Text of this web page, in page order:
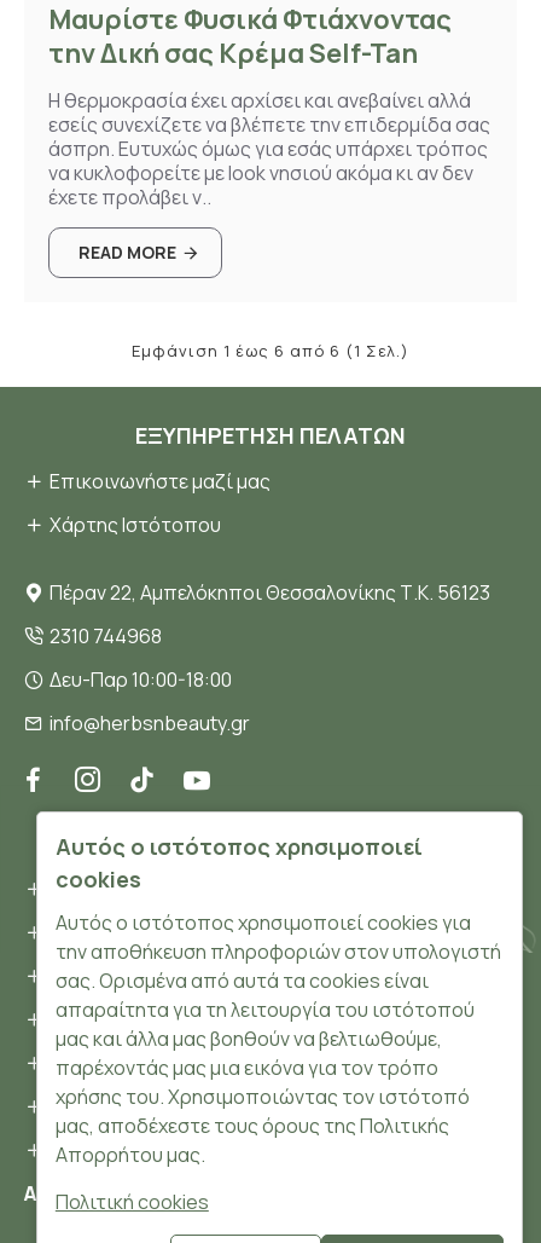
Μαυρίστε Φυσικά Φτιάχνοντας
την Δική σας Κρέμα Self-Tan
Η θερμοκρασία έχει αρχίσει και ανεβαίνει αλλά
εσείς συνεχίζετε να βλέπετε την επιδερμίδα σας
άσπρη. Ευτυχώς όμως για εσάς υπάρχει τρόπος
να κυκλοφορείτε με look νησιού ακόμα κι αν δεν
έχετε προλάβει ν..
READ MORE
Εμφάνιση 1 έως 6 από 6 (1 Σελ.)
ΕΞΥΠΗΡΈΤΗΣΗ ΠΕΛΑΤΏΝ
Επικοινωνήστε μαζί μας
Χάρτης Ιστότοπου
Πέραν 22, Αμπελόκηποι Θεσσαλονίκης Τ.Κ. 56123
2310 744968
Δευ-Παρ 10:00-18:00
info@herbsnbeauty.gr
ΠΛΗΡΟΦΟΡΊΕΣ
Όροι και συνθήκες
Προσωπικά δεδομένα
Ασφάλεια
Τρόποι Πληρωμής
Τρόποι Αποστολής
Επιστροφές Προϊόντων
Cookies
Αριθμός ΓΕΜΗ: 148204106000
Αυτός ο ιστότοπος χρησιμοποιεί
cookies
Αυτός ο ιστότοπος χρησιμοποιεί cookies για
την αποθήκευση πληροφοριών στον υπολογιστή
σας. Ορισμένα από αυτά τα cookies είναι
απαραίτητα για τη λειτουργία του ιστότοπού
μας και άλλα μας βοηθούν να βελτιωθούμε,
παρέχοντάς μας μια εικόνα για τον τρόπο
χρήσης του. Χρησιμοποιώντας τον ιστότοπό
μας, αποδέχεστε τους όρους της Πολιτικής
Απορρήτου μας.
Πολιτική cookies